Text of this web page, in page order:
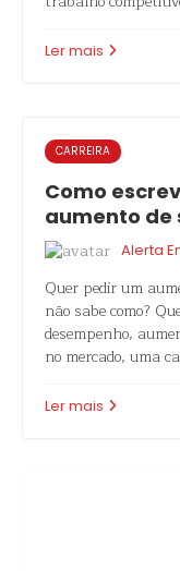
Ler mais
CARREIRA
Como
aumento de
Alerta
Quer pedir um
não sabe como?
desempenho,
no mercado, uma
Ler mais